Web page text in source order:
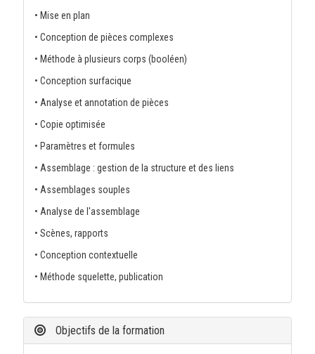
• Mise en plan
• Conception de pièces complexes
• Méthode à plusieurs corps (booléen)
• Conception surfacique
• Analyse et annotation de pièces
• Copie optimisée
• Paramètres et formules
• Assemblage : gestion de la structure et des liens
• Assemblages souples
• Analyse de l'assemblage
• Scènes, rapports
• Conception contextuelle
• Méthode squelette, publication
Objectifs de la formation